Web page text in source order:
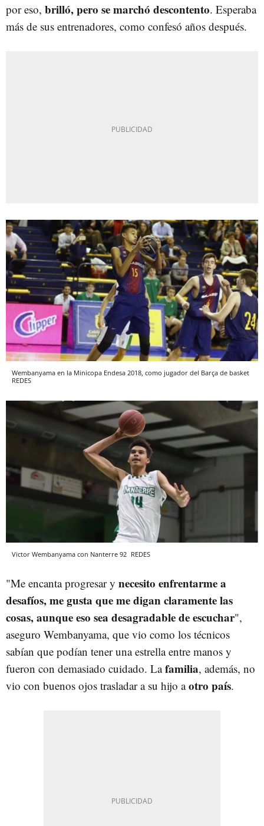
por eso, brilló, pero se marchó descontento. Esperaba
más de sus entrenadores, como confesó años después.
Wembanyama en la Minicopa Endesa 2018, como jugador del Barça de basket
REDES
Victor Wembanyama con Nanterre 92 REDES
"Me encanta progresar y necesito enfrentarme a
desafíos, me gusta que me digan claramente las
cosas, aunque eso sea desagradable de escuchar",
aseguro Wembanyama, que vio como los técnicos
sabían que podían tener una estrella entre manos y
fueron con demasiado cuidado. Lafamilia, además, no
vio con buenos ojos trasladar a su hijo aotro país.